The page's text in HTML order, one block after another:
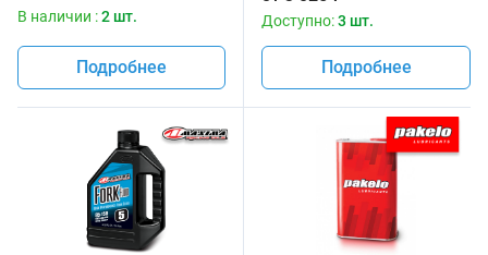
В наличии :2 шт.
Подробнее
Maxima 1 литр
Доступно:3 шт.
Подробнее